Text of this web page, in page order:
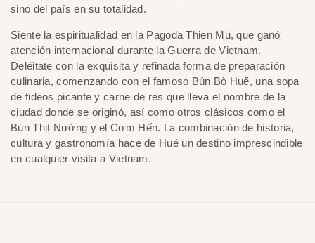
sino del país en su totalidad.
Siente la espiritualidad en la Pagoda Thien Mu, que ganó
atención internacional durante la Guerra de Vietnam.
Deléitate con la exquisita y refinada forma de preparación
culinaria, comenzando con el famoso Bún Bò Huế, una sopa
de fideos picante y carne de res que lleva el nombre de la
ciudad donde se originó, así como otros clásicos como el
Bún Thịt Nướng y el Cơm Hến. La combinación de historia,
cultura y gastronomía hace de Hué un destino imprescindible
en cualquier visita a Vietnam.